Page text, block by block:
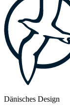
Dänisches Design